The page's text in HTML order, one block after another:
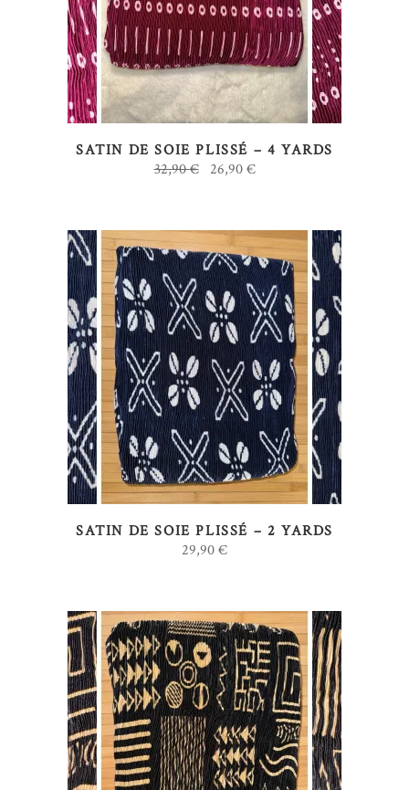
SATIN DE SOIE PLISSÉ – 4 YARDS
32,90€ Le
32,90 €.
26,90€Le
26,90 €.
AJOUTER AU PANIER
SATIN DE SOIE PLISSÉ – 2 YARDS
29,90€
AJOUTER AU PANIER